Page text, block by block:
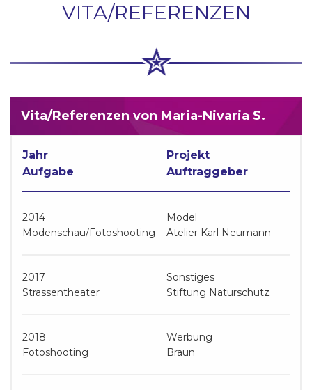
VITA/REFERENZEN
Vita/Referenzen von Maria-Nivaria S.
Jahr
Projekt
Aufgabe
Auftraggeber
2014
Model
Modenschau/Fotoshooting
Atelier Karl Neumann
2017
Sonstiges
Strassentheater
Stiftung Naturschutz
2018
Werbung
Fotoshooting
Braun